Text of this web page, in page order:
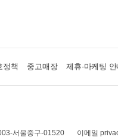
정책 중고매장 제휴·마케팅 안
서울중구-01520
이메일